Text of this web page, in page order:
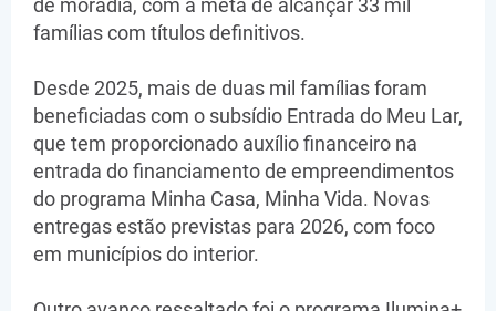
de moradia, com a meta de alcançar 33 mil
famílias com títulos definitivos.
Desde 2025, mais de duas mil famílias foram
beneficiadas com o subsídio Entrada do Meu Lar,
que tem proporcionado auxílio financeiro na
entrada do financiamento de empreendimentos
do programa Minha Casa, Minha Vida. Novas
entregas estão previstas para 2026, com foco
em municípios do interior.